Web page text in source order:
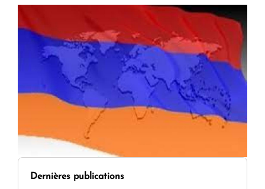
Dernières publications